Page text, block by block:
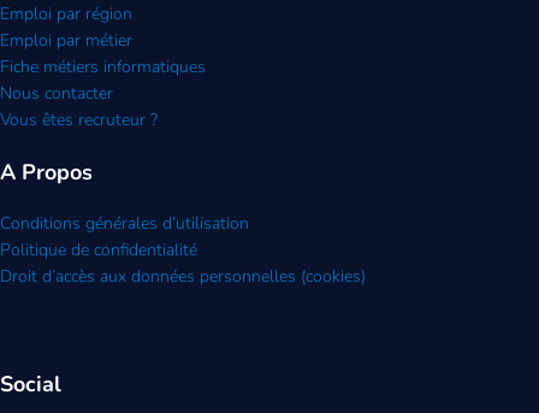
Emploi par région
Emploi par métier
Fiche métiers informatiques
Nous contacter
Vous êtes recruteur ?
A Propos
Conditions générales d’utilisation
Politique de confidentialité
Droit d’accès aux données personnelles (cookies)
Social